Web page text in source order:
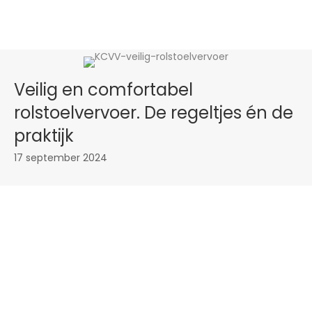
Veilig en comfortabel
rolstoelvervoer. De regeltjes én de
praktijk
17 september 2024